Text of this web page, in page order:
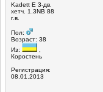
Kadett E 3-дв.
хетч. 1.3NB 88
г.в.
Пол:
Возраст: 38
Из:
Коростень
Регистрация:
08.01.2013